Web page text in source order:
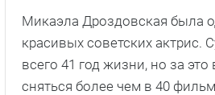
Микаэла Дроздовская была
красивых советских актрис.
всего 41 год жизни, но за
сняться более чем в 40